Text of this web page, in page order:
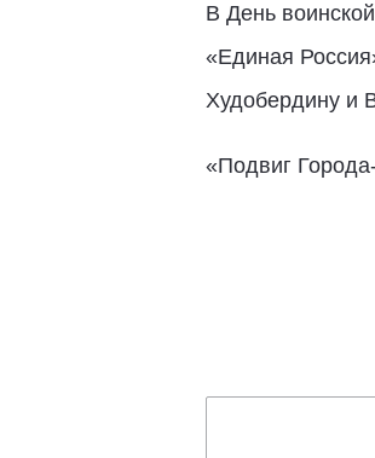
В День
«Единая
Худобердину и
«Подвиг